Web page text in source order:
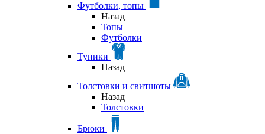
Футболки, топы
Назад
Топы
Футболки
Туники
Назад
Толстовки и свитшоты
Назад
Толстовки
Брюки